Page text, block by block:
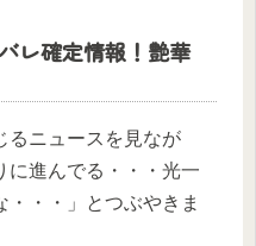
レ確定情報！艶華
るニュースを見なが
に進んでる・・・光一
・・・」とつぶやきま